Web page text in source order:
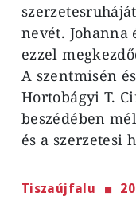
nevét. Johanna
ezzel
A szentmisén
Hortobágyi T.
beszédében
és a szerzetesi
Tiszaújfalu